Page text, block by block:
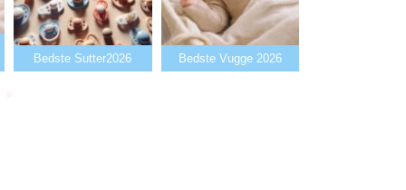
Bedste Sutter2026 Bedste Vugge 2026